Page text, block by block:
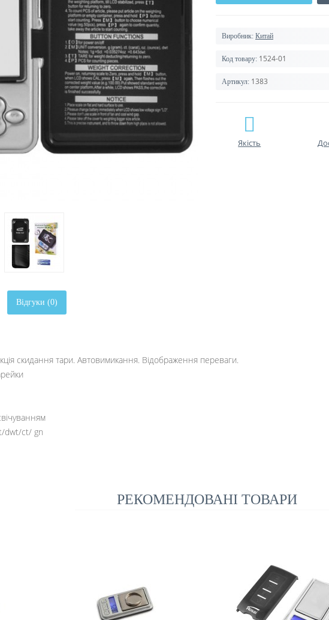
Виробник: Китай
Код товару: 1524-01
Артикул: 1383
Якість
Відгуки (0)
скидання тари. Автовимикання. Відображення переваги.
dwt/ct/ gn
РЕКОМЕНДОВАНІ ТОВАРИ